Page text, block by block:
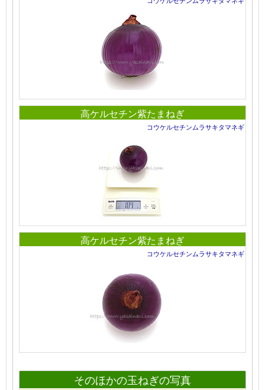
高ケルセチン紫たまねぎ
コウケルセチンムラサキタマネギ
高ケルセチン紫たまねぎ
コウケルセチンムラサキタマネギ
そのほかの玉ねぎの写真